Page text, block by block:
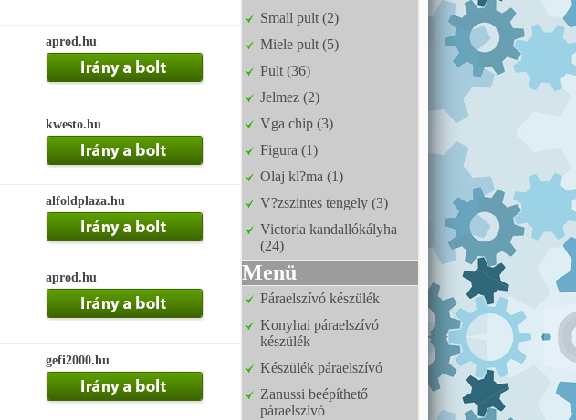
aprod.hu
kwesto.hu
alfoldplaza.hu
aprod.hu
gefi2000.hu
Small pult (2)
Miele pult (5)
Pult (36)
Jelmez (2)
Vga chip (3)
Figura (1)
Olaj kl?ma (1)
V?zszintes tengely (3)
Victoria kandallókályha
(24)
Menü
Páraelszívó készülék
Konyhai páraelszívó
készülék
Készülék páraelszívó
Zanussi beépíthető
páraelszívó